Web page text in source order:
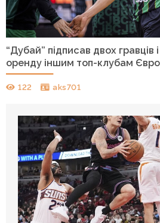
“Дубай” підписав двох гравців
оренду іншим топ-клубам
122 aks701